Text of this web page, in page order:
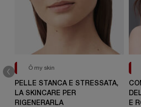
Ô my skin
PELLE STANCA E STRESSATA,
LA SKINCARE PER
RIGENERARLA
E